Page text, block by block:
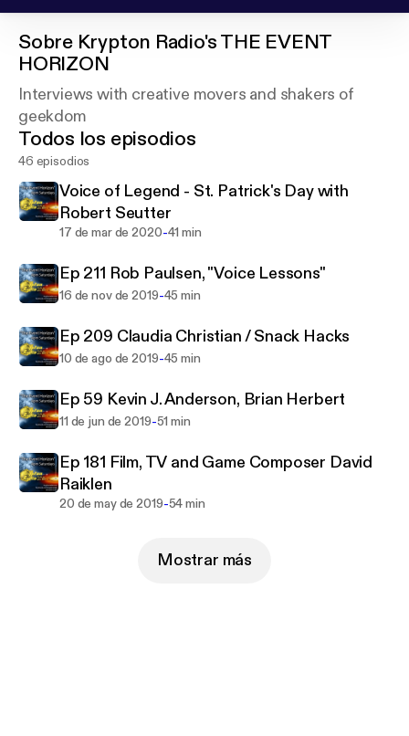
Sobre Krypton Radio's THE EVENT
HORIZON
Interviews with creative movers and shakers of
geekdom
Todos los episodios
46 episodios
Voice of Legend - St. Patrick's Day with
Robert Seutter
17 de mar de 2020-41 min
Ep 211 Rob Paulsen, "Voice Lessons"
16 de nov de 2019-45 min
Ep 209 Claudia Christian / Snack Hacks
10 de ago de 2019-45 min
Ep 59 Kevin J. Anderson, Brian Herbert
11 de jun de 2019-51 min
Ep 181 Film, TV and Game Composer David
Raiklen
20 de may de 2019-54 min
Mostrar más